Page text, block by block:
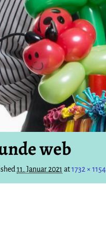
web
11. Januar 2021 at1732 × 1154